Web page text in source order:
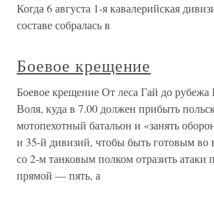
Когда 6 августа 1-я кавалерийская
составе собралась в
Боевое крещение
Боевое крещение От леса Гай до
Воля, куда в 7.00 должен прибыть
мотопехотный батальон и «занять
и 35-й дивизий, чтобы быть готовым во
со 2-м танковым полком отразить атаки
прямой — пять, а